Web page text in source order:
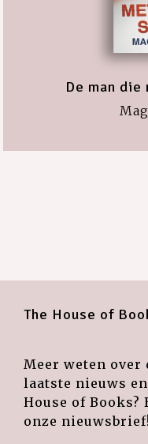
De man
The House of
Meer weten over
laatste nieuws
House of
onze nieuwsbrief!